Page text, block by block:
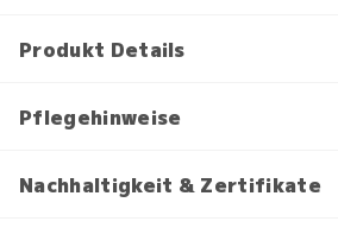
Produkt Details
Pflegehinweise
Nachhaltigkeit & Zertifikate